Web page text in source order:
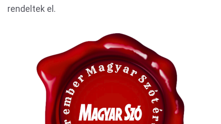
rendeltek el.